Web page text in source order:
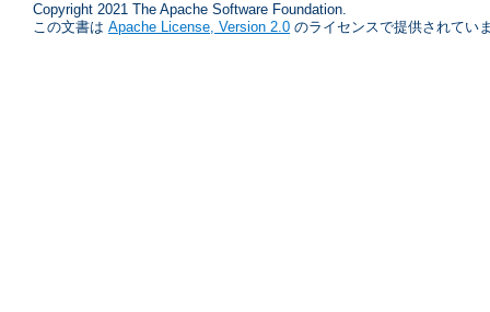
Copyright 2021 The Apache Software Foundation.
この文書は Apache License, Version 2.0 のライセンスで提供されてい